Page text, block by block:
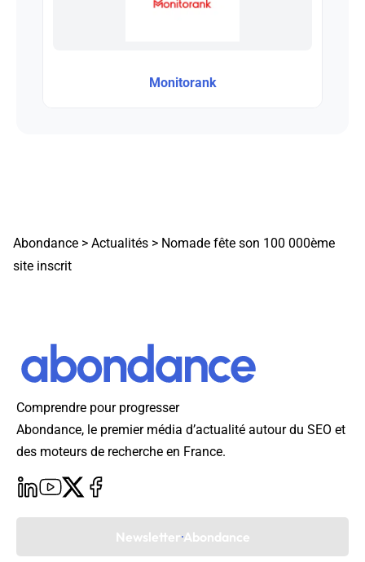
Monitorank
Abondance > Actualités > Nomade fête son 100 000ème
site inscrit
Comprendre pour progresser
Abondance, le premier média d’actualité autour du SEO et
des moteurs de recherche en France.
Newsletter Abondance